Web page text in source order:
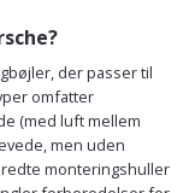
der passer til
omfatter
(med luft mellem
men uden
monteringshuller